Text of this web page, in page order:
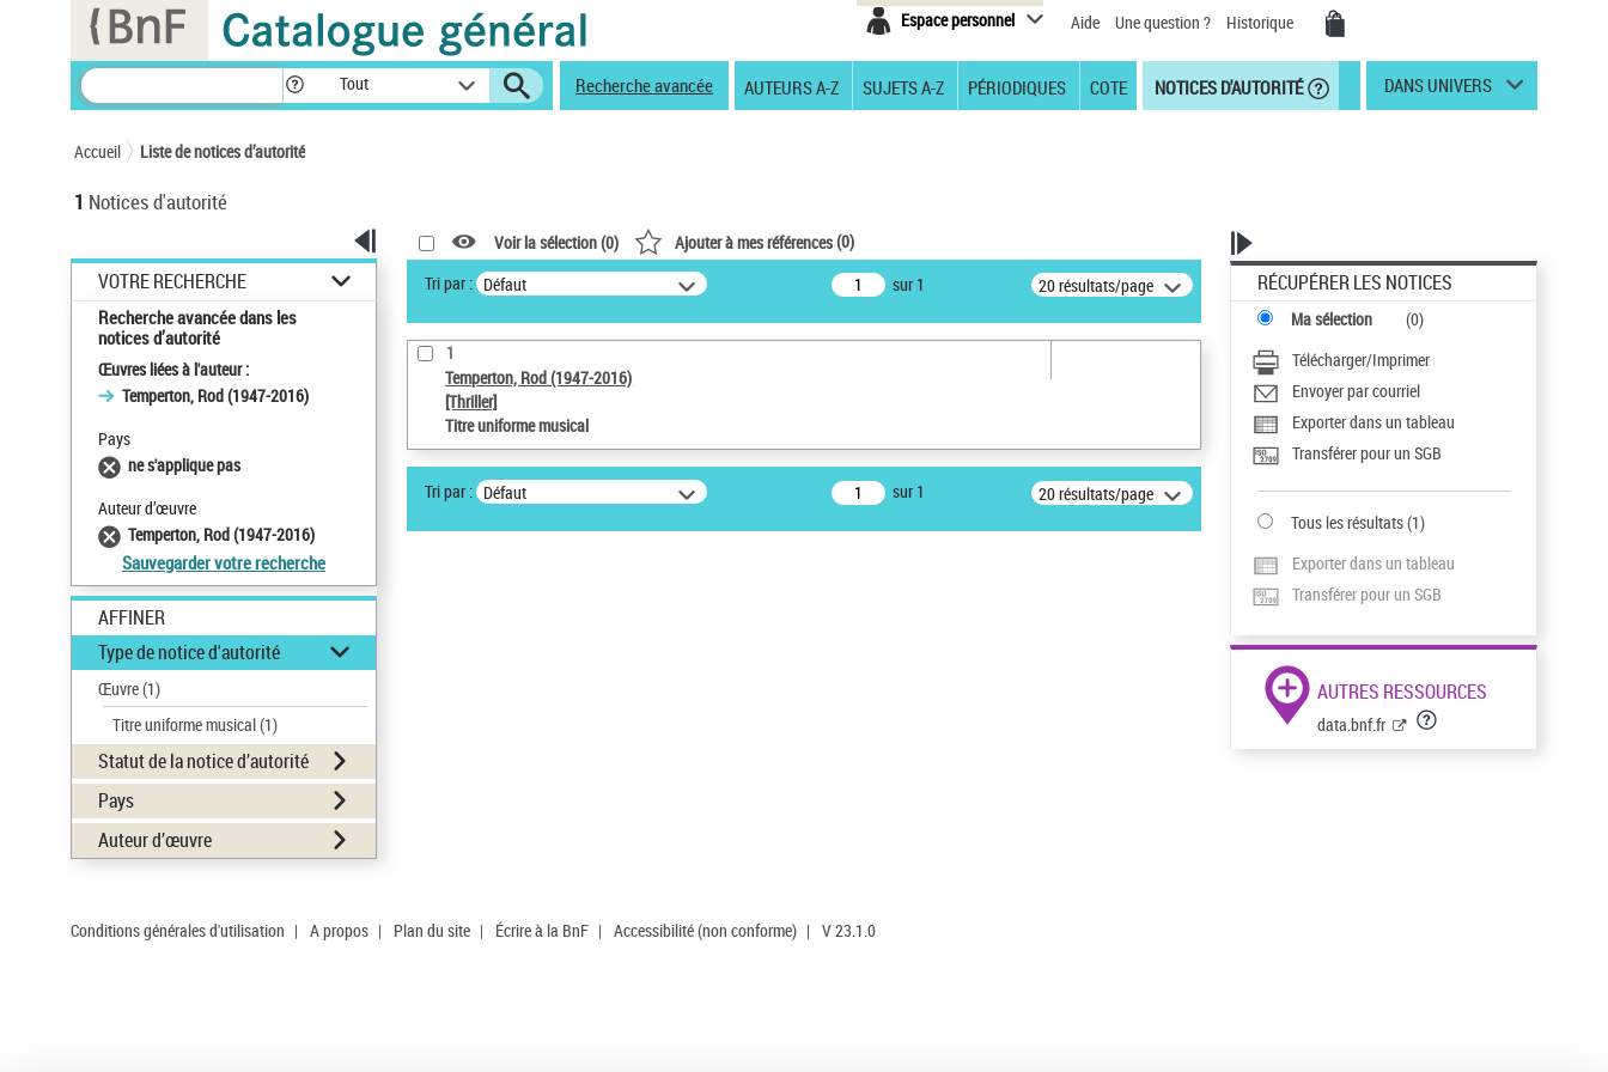
Espace personnel Aide Une question ? Historique
Tout Recherche avancée AUTEURS A-Z SUJETS A-Z PÉRIODIQUES COTE NOTICES D'AUTORITÉ DANS UNIVERS
Accueil Liste de notices d’autorité
1 Notices d'autorité
VOTRE RECHERCHE
Recherche avancée dans les
notices d’autorité
Œuvres liées à l'auteur :
Temperton, Rod (1947-2016)
Pays
ne s'applique pas
Auteur d’œuvre
Temperton, Rod (1947-2016)
Sauvegarder votre recherche
AFFINER
Type de notice d'autorité
Œuvre(1)
Titre uniforme musical(1)
Statut de la notice d’autorité
Pays
Auteur d’œuvre
Voir la sélection (0) Ajouter à mes références(0)
Tri par : Défaut sur 1 20 résultats/page
1
Temperton, Rod (1947-2016)
[Thriller]
Titre uniforme musical
Tri par : Défaut sur 1 20 résultats/page
RÉCUPÉRER LES NOTICES
Ma sélection (0)
Télécharger/Imprimer
Envoyer par courriel
Exporter dans un tableau
Transférer pour un SGB
Tous les résultats(1)
Exporter dans un tableau
Transférer pour un SGB
AUTRES RESSOURCES
data.bnf.fr
Conditions générales d'utilisation | A propos | Plan du site | Écrire à la BnF | Accessibilité (non conforme) | V 23.1.0
Panneau de gestion des cookies